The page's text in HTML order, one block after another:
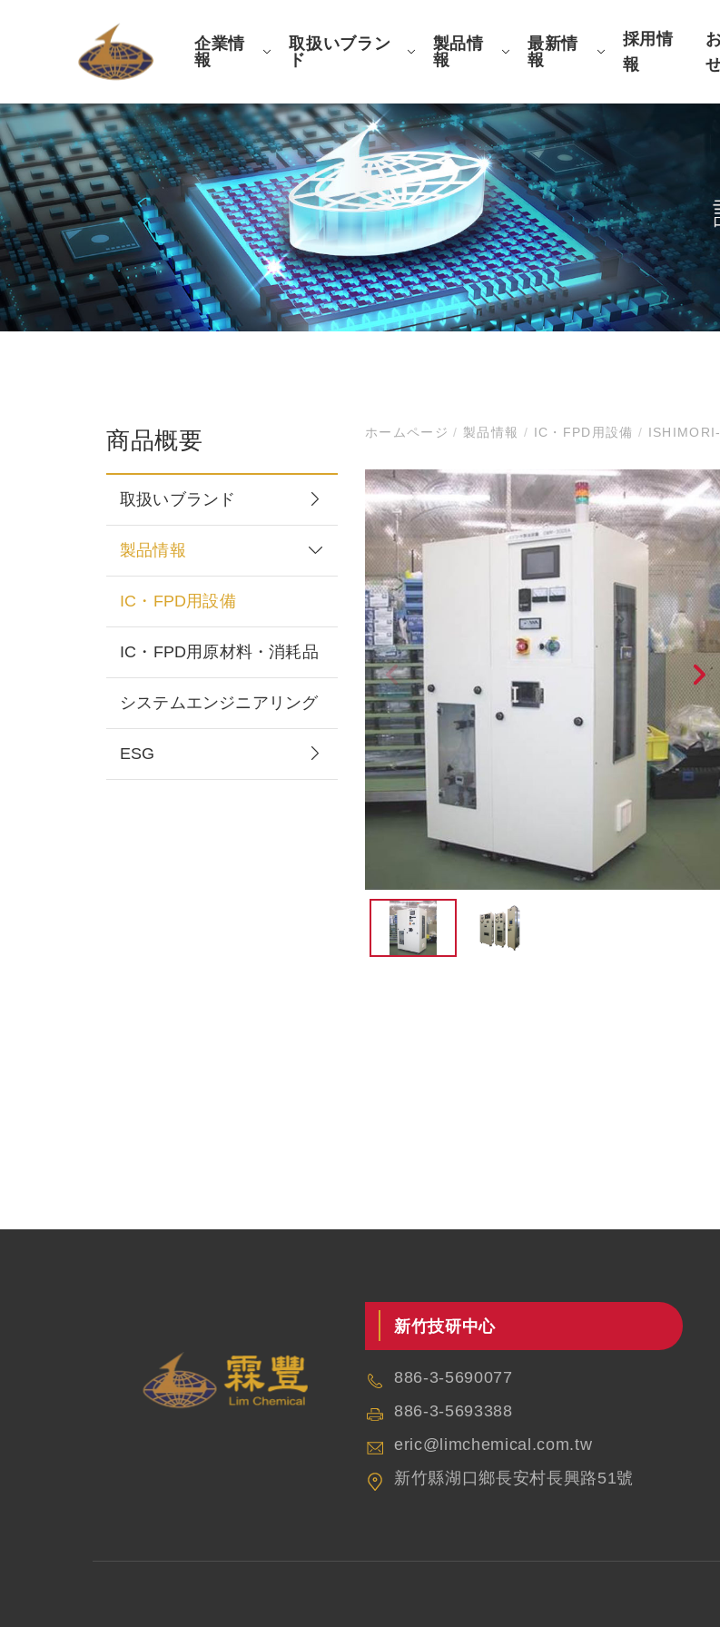
企業情
報
取扱いブラン
ド
製品情
報
最新情
報
採用情
報
商品概要
取扱いブランド
製品情報
IC・FPD用設備
IC・FPD用原材料・消耗品
システムエンジニアリング
ESG
ホームページ/ 製品情報 / IC・FPD用設備/
新竹技研中心
886-3-5690077
886-3-5693388
eric@limchemical.com.tw
新竹縣湖口鄉長安村長興路51號